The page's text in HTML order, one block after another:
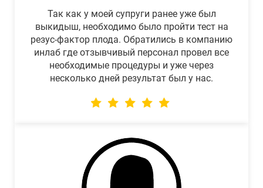
Так как у моей супруги ранее уже был
выкидыш, необходимо было пройти тест на
резус-фактор плода. Обратились в компанию
инлаб где отзывчивый персонал провел все
необходимые процедуры и уже через
несколько дней результат был у нас.